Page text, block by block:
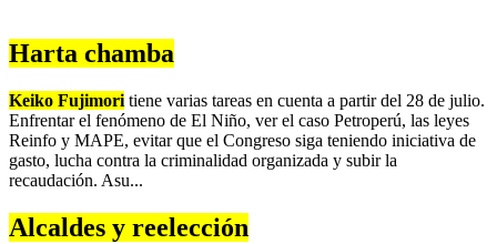
Harta chamba
Keiko Fujimori tiene varias tareas en cuenta a partir del 28 de julio.
Enfrentar el fenómeno de El Niño, ver el caso Petroperú, las leyes
Reinfo y MAPE, evitar que el Congreso siga teniendo iniciativa de
gasto, lucha contra la criminalidad organizada y subir la
recaudación. Asu...
Alcaldes y reelección